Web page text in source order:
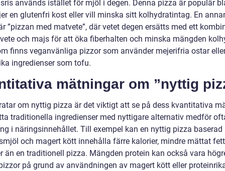
används istället för mjöl i degen. Denna pizza är populär
en glutenfri kost eller vill minska sitt kolhydratintag. En
”pizzan med matvete”, där vetet degen ersätts med ett
och majs för att öka fiberhalten och minska mängden
finns veganvänliga pizzor som använder mejerifria ostar
ingredienser som tofu.
mätningar om ”nyttig
om nyttig pizza är det viktigt att se på dess kvantitativa
traditionella ingredienser med nyttigare alternativ medför
i näringsinnehållet. Till exempel kan en nyttig pizza baserad
och magert kött innehålla färre kalorier, mindre mättat
än en traditionell pizza. Mängden protein kan också vara
på grund av användningen av magert kött eller